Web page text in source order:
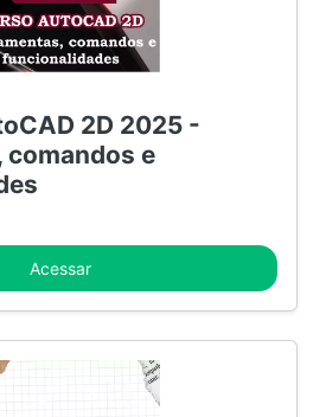
2D 2025 -
comandos e
Acessar